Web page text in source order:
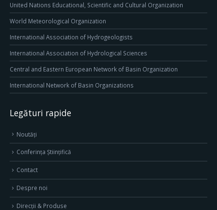
United Nations Educational, Scientific and Cultural Organization
World Meteorological Organization
International Association of Hydrogeologists
International Association of Hydrological Sciences
Central and Eastern European Network of Basin Organization
International Network of Basin Organizations
Legături rapide
Noutăți
Conferința Științifică
Contact
Despre noi
Direcţii & Produse